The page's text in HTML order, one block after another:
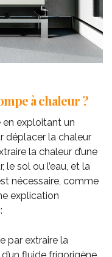
à chaleur ?
en exploitant un
déplacer la chaleur
la chaleur d’une
le sol ou l’eau, et la
nécessaire, comme
explication
par extraire la